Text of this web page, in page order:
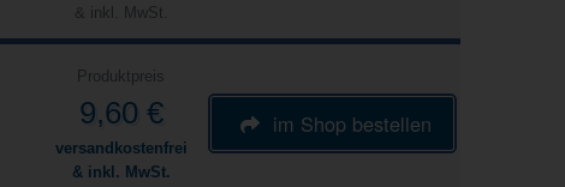
& inkl. MwSt.
Produktpreis
9,60 €
versandkostenfrei
& inkl. MwSt.
im Shop bestellen